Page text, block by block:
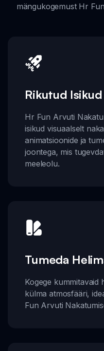
mängukogemust Hr
Rikutud Isikud
Hr Fun Arvuti
isikud visuaalselt
animatsioonide ja
joontega, mis
meeleolu.
Tumeda
Kogege kummitavaid
külma atmosfääri,
Fun Arvuti